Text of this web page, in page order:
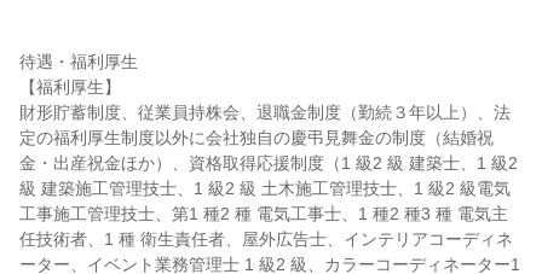
待遇・福利厚生
【福利厚生】
財形貯蓄制度、従業員持株会、退職金制度（勤続３年以上）、法
定の福利厚生制度以外に会社独自の慶弔見舞金の制度（結婚祝
金・出産祝金ほか）、資格取得応援制度（1 級2 級 建築士、1 級2
級 建築施工管理技士、1 級2 級 土木施工管理技士、1 級2 級電気
工事施工管理技士、第1 種2 種 電気工事士、1 種2 種3 種 電気主
任技術者、1 種 衛生責任者、屋外広告士、インテリアコーディネ
ーター、イベント業務管理士 1 級2 級、カラーコーディネーター1